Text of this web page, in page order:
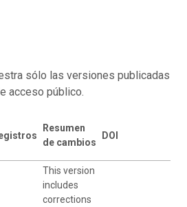
sólo las versiones publicadas
acceso público.
Resumen
de cambios
DOI
This version
includes
corrections